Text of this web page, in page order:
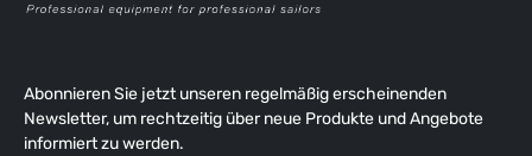
Abonnieren Sie jetzt unseren regelmäßig erscheinenden
Newsletter, um rechtzeitig über neue Produkte und Angebote
informiert zu werden.